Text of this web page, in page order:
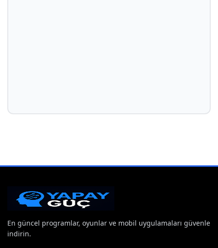
En güncel programlar, oyunlar ve mobil uygulamaları güvenle
indirin.